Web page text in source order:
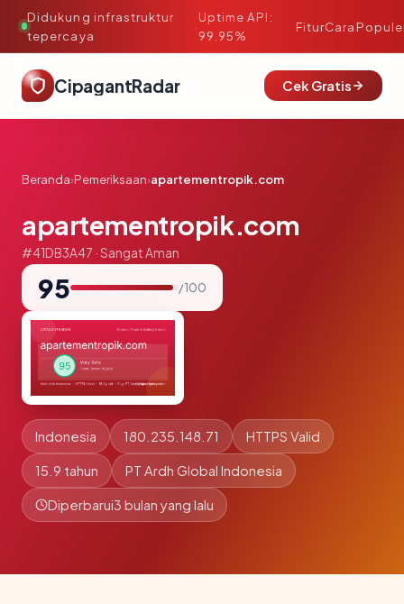
Didukung infrastruktur
tepercaya
·
Uptime API:
99.95%
FiturCara
CipagantRadar Cek Gratis
Beranda›Pemeriksaan›apartementropik.com
apartementropik.com
#41DB3A47 · Sangat Aman
95 / 100
Indonesia 180.235.148.71 HTTPS Valid
15.9 tahun PT Ardh Global Indonesia
Diperbarui3 bulan yang lalu